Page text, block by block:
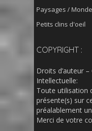
Paysages /
Petits clins d'oeil
COPYRIGHT :
Droits d’auteur
Intellectuelle:
Toute utilisation
présente(s) sur
préalablement
Merci de votre